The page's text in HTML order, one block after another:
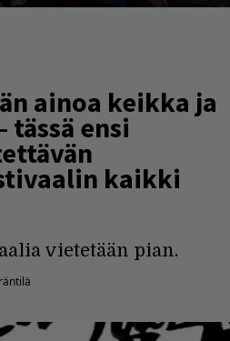
ainoa keikka ja
tässä ensi
kaikki
vietetään pian.